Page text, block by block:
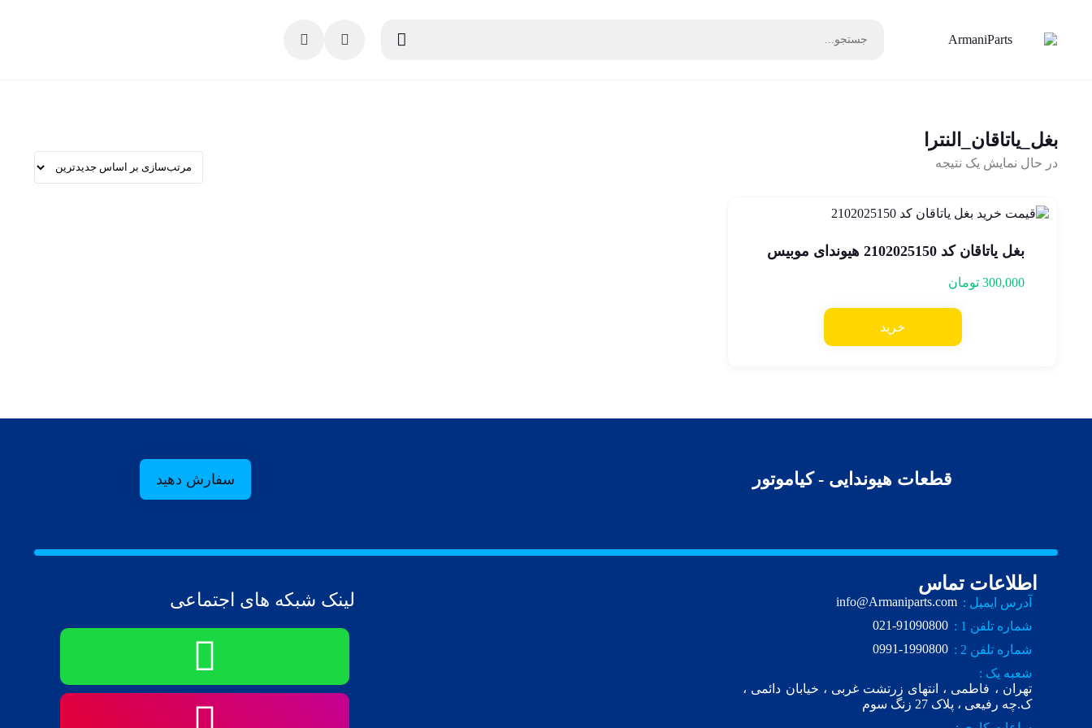
بغل_یاتاقان_النترا
در حال نمایش یک نتیجه
بغل یاتاقان کد 2102025150 هیوندای موبیس
300,000 تومان
خرید
قطعات هیوندایی - کیاموتور سفارش دهید
اطلاعات تماس
آدرس ایمیل : info@Armaniparts.com
شماره تلفن 1 :
021-91090800
شماره تلفن 2 :
0991-1990800
شعبه یک :
تهران ، فاطمی ، انتهای زرتشت غربی ، خیابان دائمی ،
ک.چه رفیعی ، پلاک 27 زنگ سوم
لینک شبکه های اجتماعی